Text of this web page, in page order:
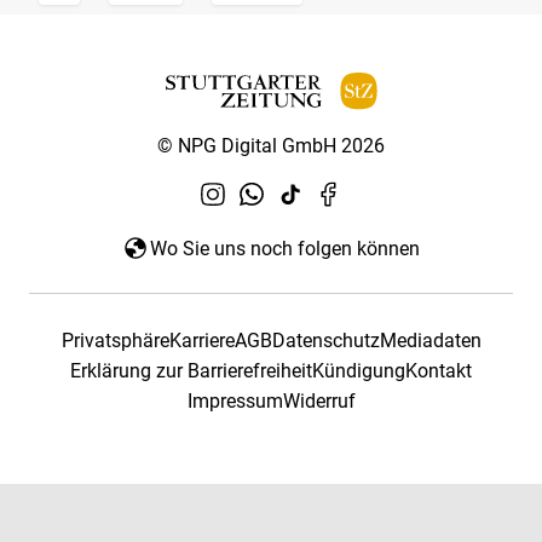
© NPG Digital GmbH 2026
Wo Sie uns noch folgen können
PrivatsphäreKarriereAGBDatenschutzMediadaten
Erklärung zur BarrierefreiheitKündigungKontakt
ImpressumWiderruf